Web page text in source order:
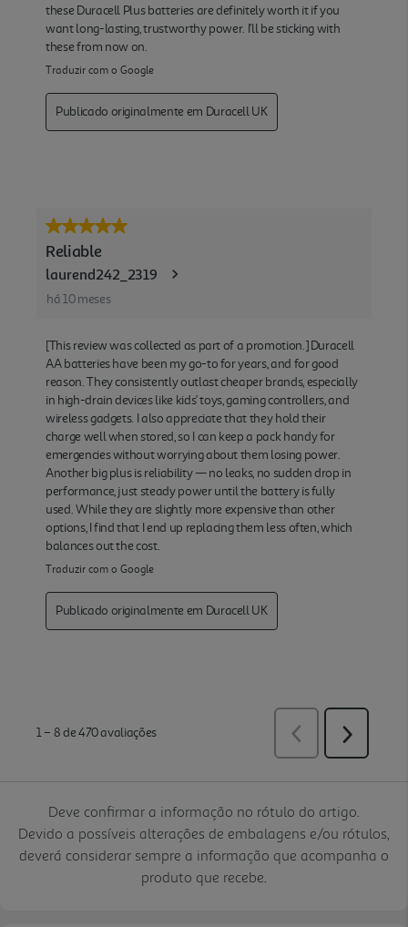
Deve confirmar a informação no rótulo do artigo.
Devido a possíveis alterações de embalagens e/ou rótulos,
deverá considerar sempre a informação que acompanha o
produto que recebe.